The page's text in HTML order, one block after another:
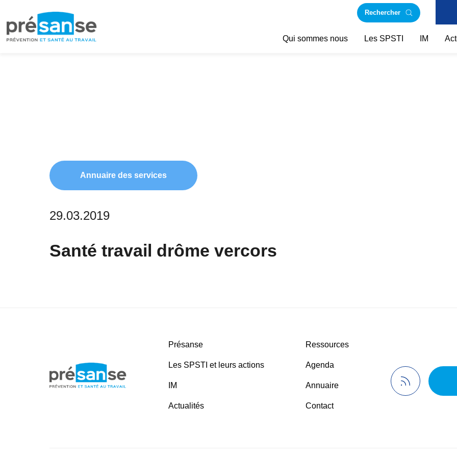
la
au
contenu
Rechercher
Qui sommes nous Les SPSTI IM
Annuaire des services
29.03.2019
Santé travail drôme vercors
Présanse
Les SPSTI et leurs actions
IM
Actualités
Ressources
Agenda
Annuaire
Contact